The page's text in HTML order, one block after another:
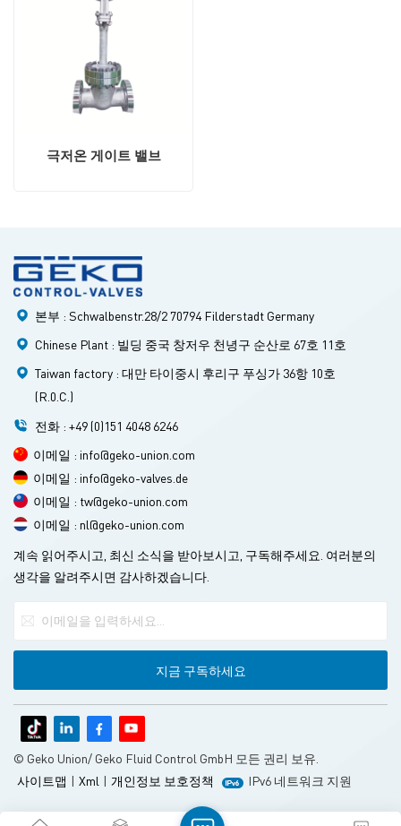
극저온 게이트 밸브
본부 : Schwalbenstr.28/2 70794 Filderstadt Germany
Chinese Plant : 빌딩 중국 창저우 천녕구 순산로 67호 11호
Taiwan factory : 대만 타이중시 후리구 푸싱가 36항 10호
(R.0.C.)
전화 : +49 (0)151 4048 6246
이메일 : info@geko-union.com
이메일 : info@geko-valves.de
이메일 : tw@geko-union.com
이메일 : nl@geko-union.com
계속 읽어주시고, 최신 소식을 받아보시고, 구독해주세요. 여러분의
생각을 알려주시면 감사하겠습니다.
© Geko Union/ Geko Fluid Control GmbH 모든 권리 보유.
사이트맵 | Xml | 개인정보 보호정책 IPv6 네트워크 지원